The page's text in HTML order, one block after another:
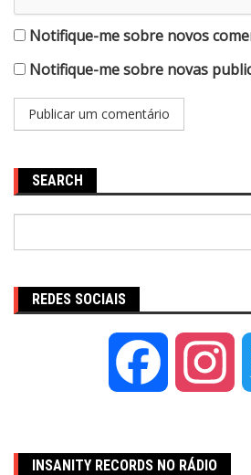
Notifique-me sobre novos
Notifique-me sobre novas
SEARCH
REDES SOCIAIS
Facebook
INSANITY RECORDS NO RÁDIO